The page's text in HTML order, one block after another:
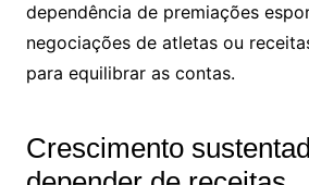
dependência de premiações
negociações de atletas ou
para equilibrar as contas.
Crescimento